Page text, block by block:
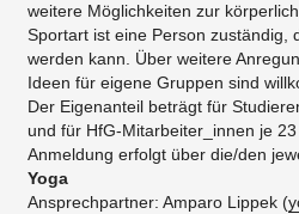
weitere Möglichkeiten zur
Sportart ist eine Person zuständig,
werden kann. Über weitere
Ideen für eigene Gruppen sind
Der Eigenanteil beträgt für
und für HfG-Mitarbeiter_innen je
Anmeldung erfolgt über die/den
Yoga
Ansprechpartner: Amparo Lippek (